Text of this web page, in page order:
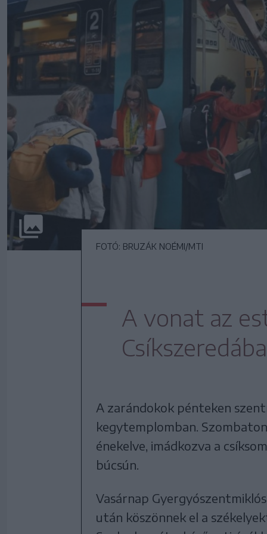
FOTÓ: BRUZÁK NOÉMI/MTI
A vonat az
A zarándokok pénteken
kegytemplomban.
énekelve, imádkozva a
búcsún.
Vasárnap
után köszönnek el a